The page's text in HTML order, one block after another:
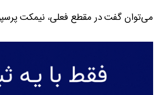
می‌توان گفت در مقطع فعلی، نیمکت